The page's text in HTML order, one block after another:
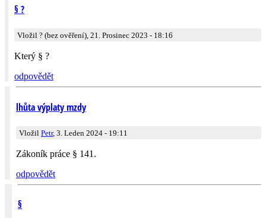
§ ?
Vložil ? (bez ověření), 21. Prosinec 2023 - 18:16
Který § ?
odpovědět
lhůta výplaty mzdy
Vložil Petr, 3. Leden 2024 - 19:11
Zákoník práce § 141.
odpovědět
§